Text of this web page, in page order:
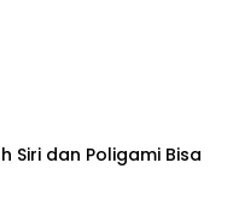
Siri dan Poligami Bisa